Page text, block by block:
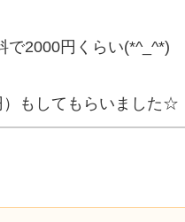
で2000円くらい(*^_^*)
もしてもらいました☆